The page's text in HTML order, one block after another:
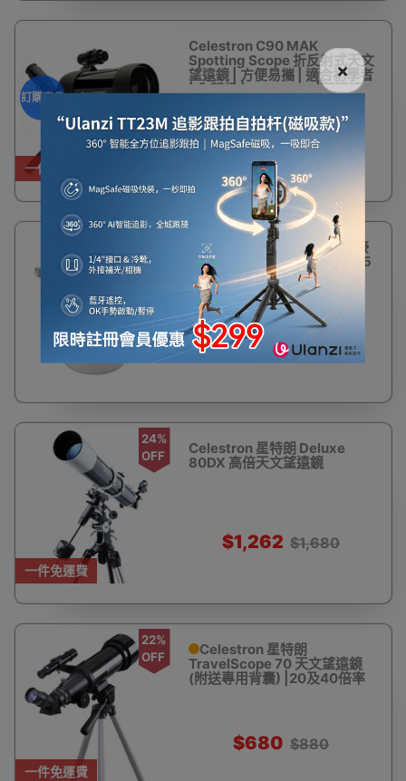
一件免運費
訂購產品
Celestron C90 MAK
Spotting Scope 折反射式天文
望遠鏡 | 方便易攜 | 適合初學者
| 入門級 | Celestron |觀靶鏡 -
$1,880
OFF
星特朗CELESTRON 相機轉接
筒 T-Adaptor (M42螺紋/1.25
英寸) | 延長焦距套筒
$154 $200
一件免運費
24%
OFF
Celestron 星特朗 Deluxe
80DX 高倍天文望遠鏡
$1,262 $1,680
一件免運費
22%
OFF
Celestron 星特朗
TravelScope 70 天文望遠鏡
(附送專用背囊) |20及40倍率
$680 $880
×